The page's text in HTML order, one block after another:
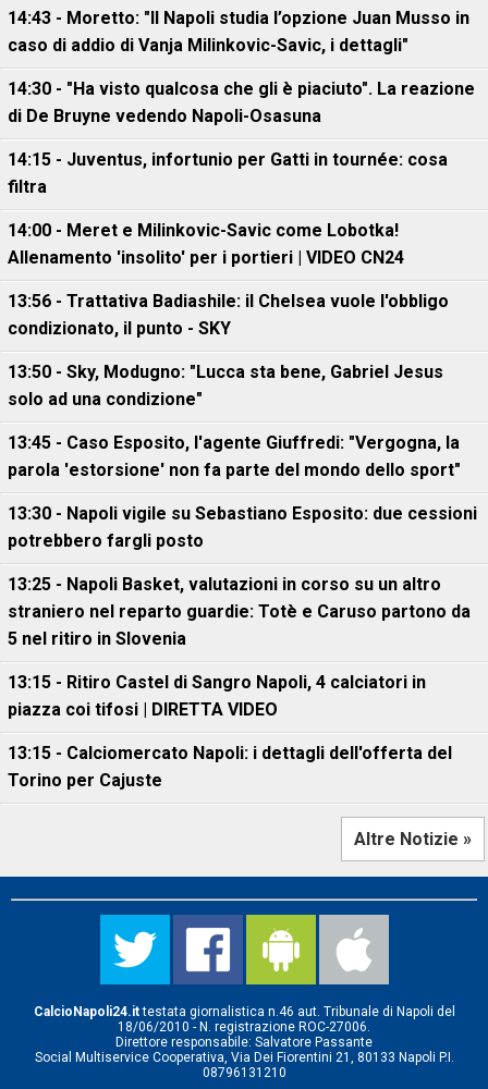
14:43 - Moretto: "Il Napoli studia l’opzione Juan Musso in
caso di addio di Vanja Milinkovic-Savic, i dettagli"
14:30 - "Ha visto qualcosa che gli è piaciuto". La reazione
di De Bruyne vedendo Napoli-Osasuna
14:15 - Juventus, infortunio per Gatti in tournée: cosa
filtra
14:00 - Meret e Milinkovic-Savic come Lobotka!
Allenamento 'insolito' per i portieri | VIDEO CN24
13:56 - Trattativa Badiashile: il Chelsea vuole l'obbligo
condizionato, il punto - SKY
13:50 - Sky, Modugno: "Lucca sta bene, Gabriel Jesus
solo ad una condizione"
13:45 - Caso Esposito, l'agente Giuffredi: "Vergogna, la
parola 'estorsione' non fa parte del mondo dello sport"
13:30 - Napoli vigile su Sebastiano Esposito: due cessioni
potrebbero fargli posto
13:25 - Napoli Basket, valutazioni in corso su un altro
straniero nel reparto guardie: Totè e Caruso partono da
5 nel ritiro in Slovenia
13:15 - Ritiro Castel di Sangro Napoli, 4 calciatori in
piazza coi tifosi | DIRETTA VIDEO
13:15 - Calciomercato Napoli: i dettagli dell'offerta del
Torino per Cajuste
Altre Notizie »
CalcioNapoli24.ittestata giornalistica n.46 aut. Tribunale di Napoli del
18/06/2010 - N. registrazione ROC-27006.
Direttore responsabile: Salvatore Passante
Social Multiservice Cooperativa, Via Dei Fiorentini 21, 80133 Napoli P.I.
08796131210